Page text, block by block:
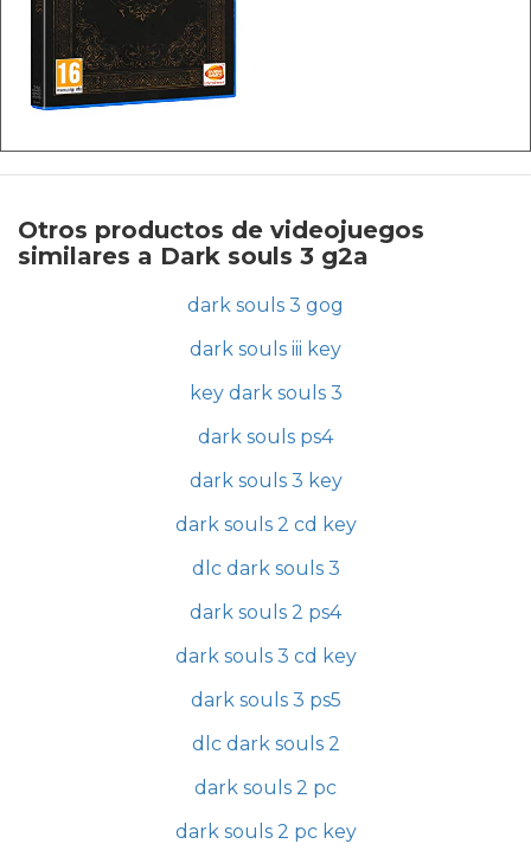
Otros productos de videojuegos
similares a Dark souls 3 g2a
dark souls 3 gog
dark souls iii key
key dark souls 3
dark souls ps4
dark souls 3 key
dark souls 2 cd key
dlc dark souls 3
dark souls 2 ps4
dark souls 3 cd key
dark souls 3 ps5
dlc dark souls 2
dark souls 2 pc
dark souls 2 pc key